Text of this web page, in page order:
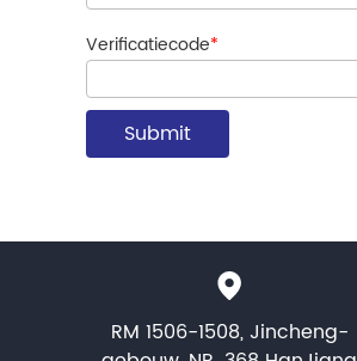
Verificatiecode*
RM 1506-1508, Jincheng-